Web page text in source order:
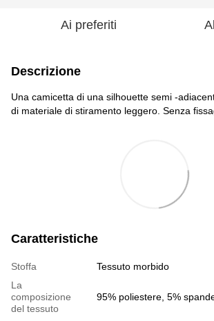
Ai preferiti
Descrizione
Una camicetta di una silhouette semi -
di materiale di stiramento leggero. Senza
Caratteristiche
Stoffa
Tessuto morbido
La
composizione
del tessuto
95% poliestere, 5%